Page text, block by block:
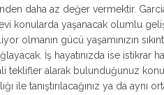
daha az değer vermektir.
konularda yaşanacak olumlu
olmanın gücü yaşamınızın
İş hayatınızda ise
teklifler alarak bulunduğunuz
ile tanıştırılacağınız ya da